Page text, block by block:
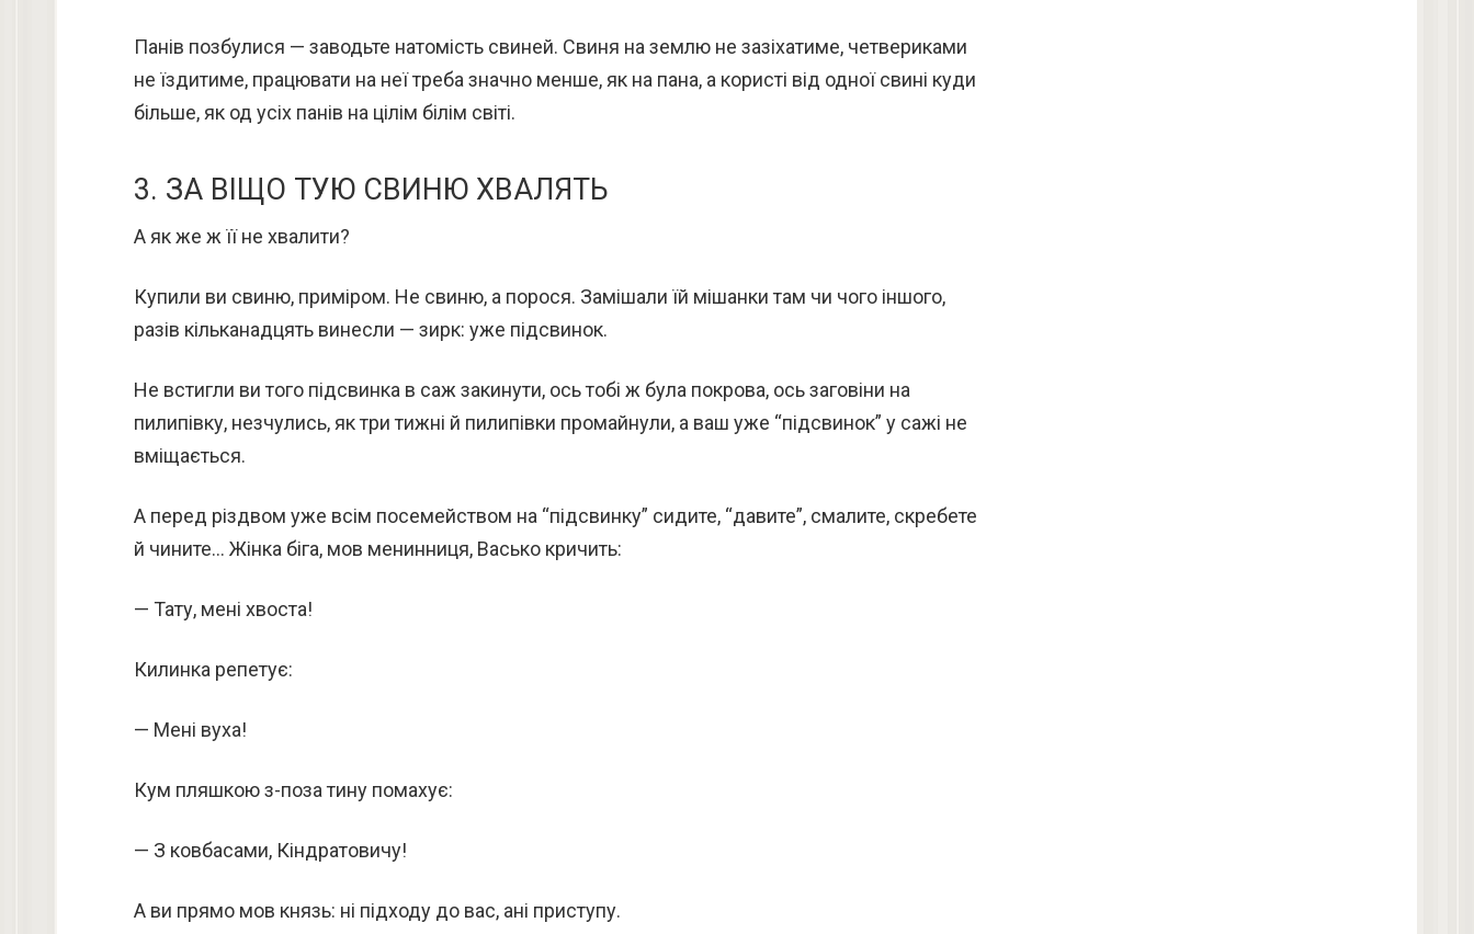
Панів позбулися — заводьте натомість свиней. Свиня на землю не зазіхатиме, четвериками
не їздитиме, працювати на неї треба значно менше, як на пана, а користі від одної свині куди
більше, як од усіх панів на цілім білім світі.
3. ЗА ВІЩО ТУЮ СВИНЮ ХВАЛЯТЬ
А як же ж її не хвалити?
Купили ви свиню, приміром. Не свиню, а порося. Замішали їй мішанки там чи чого іншого,
разів кільканадцять винесли — зирк: уже підсвинок.
Не встигли ви того підсвинка в саж закинути, ось тобі ж була покрова, ось заговіни на
пилипівку, незчулись, як три тижні й пилипівки промайнули, а ваш уже “підсвинок” у сажі не
вміщається.
А перед різдвом уже всім посемейством на “підсвинку” сидите, “давите”, смалите, скребете
й чините… Жінка біга, мов менинниця, Васько кричить:
— Тату, мені хвоста!
Килинка репетує:
— Мені вуха!
Кум пляшкою з-поза тину помахує:
— З ковбасами, Кіндратовичу!
А ви прямо мов князь: ні підходу до вас, ані приступу.